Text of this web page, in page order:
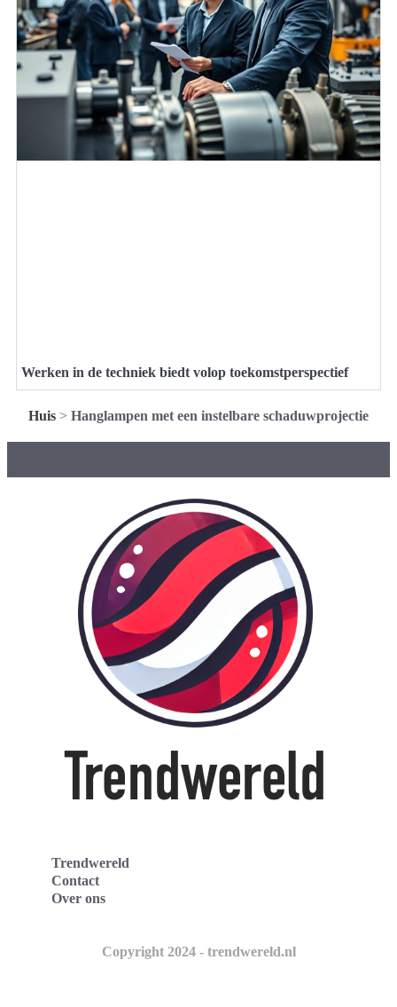
Werken in de techniek biedt volop toekomstperspectief
Huis > Hanglampen met een instelbare schaduwprojectie
Trendwereld
Contact
Over ons
Copyright 2024 - trendwereld.nl